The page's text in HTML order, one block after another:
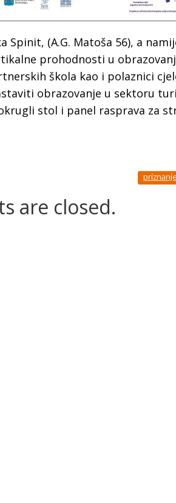
(A.G. Matoša 56), a
prohodnosti u
škola kao i polaznici
obrazovanje u sektoru
stol i panel rasprava za
are closed.